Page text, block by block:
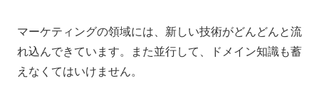
マーケティングの領域には、新しい技術がどんどんと流
れ込んできています。また並行して、ドメイン知識も蓄
えなくてはいけません。